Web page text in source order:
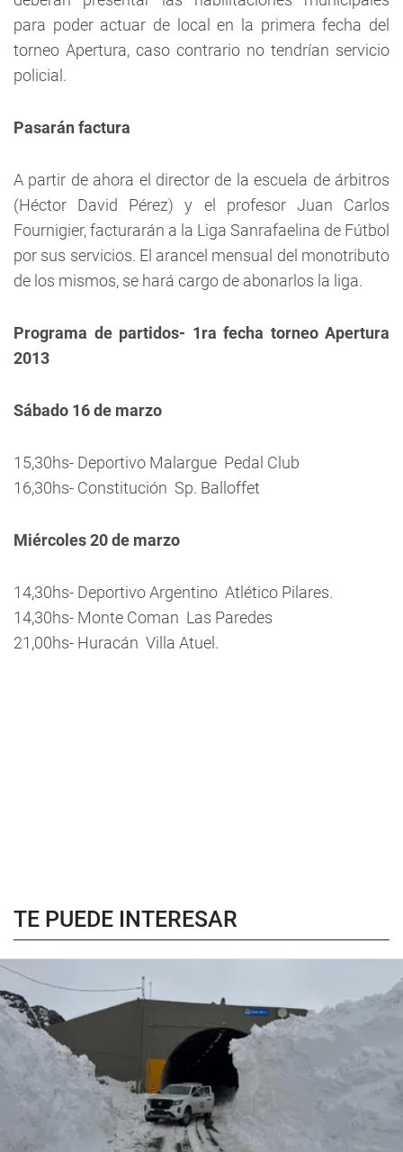
para poder actuar de local en la primera fecha del
torneo Apertura, caso contrario no tendrían servicio
policial.
Pasarán factura
A partir de ahora el director de la escuela de árbitros
(Héctor David Pérez) y el profesor Juan Carlos
Fournigier, facturarán a la Liga Sanrafaelina de Fútbol
por sus servicios. El arancel mensual del monotributo
de los mismos, se hará cargo de abonarlos la liga.
Programa de partidos- 1ra fecha torneo Apertura
2013
Sábado 16 de marzo
15,30hs- Deportivo Malargue  Pedal Club
16,30hs- Constitución  Sp. Balloffet
Miércoles 20 de marzo
14,30hs- Deportivo Argentino  Atlético Pilares.
14,30hs- Monte Coman  Las Paredes
21,00hs- Huracán  Villa Atuel.
TE PUEDE INTERESAR